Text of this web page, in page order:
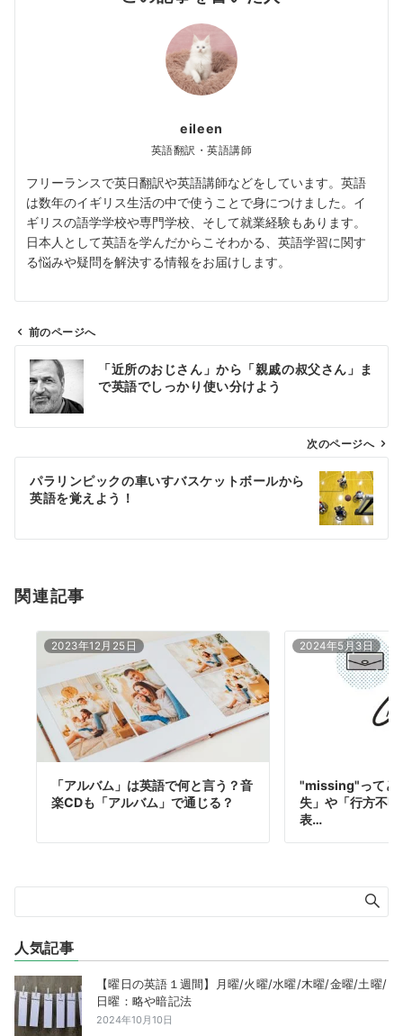
eileen
英語翻訳・英語講師
フリーランスで英日翻訳や英語講師などをしています。英語
は数年のイギリス生活の中で使うことで身につけました。イ
ギリスの語学学校や専門学校、そして就業経験もあります。
日本人として英語を学んだからこそわかる、英語学習に関す
る悩みや疑問を解決する情報をお届けします。
ン
前のページへ
「近所のおじさん」から「親戚の叔父さん」ま
で英語でしっかり使い分けよう
次のページへ
パラリンピックの車いすバスケットボールから
英語を覚えよう！
関連記事
2023年12月25日
「アルバム」は英語で何と言う？音
楽CDも「アルバム」で通じる？
2024年5月3日
"missing"ってど
失」や「行方不
表…
人気記事
【曜日の英語１週間】月曜/火曜/水曜/木曜/金曜/土曜/
日曜：略や暗記法
2024年10月10日